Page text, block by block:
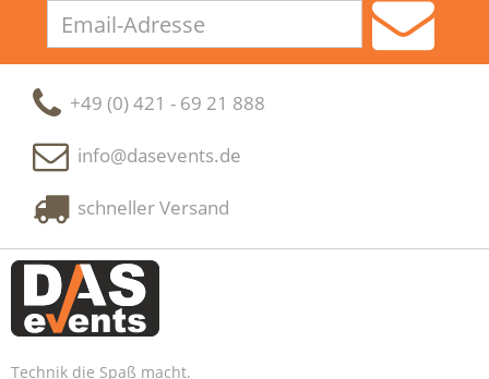
Adresse
+49 (0) 421 - 69 21 888
info@dasevents.de
schneller Versand
Technik die Spaß macht.